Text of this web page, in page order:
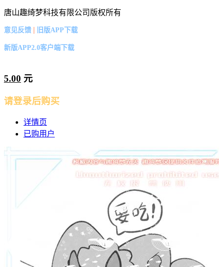
唐山趣绮梦科技有限公司版权所有
意见反馈 | 旧版APP下载
新版APP2.0客户端下载
5.00 元
请登录后购买
详情页
已购用户